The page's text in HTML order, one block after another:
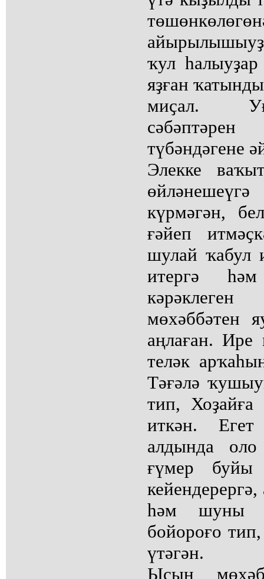
ҡул
яҙған
миҫал.
түбәндәгене
Элекке
күрмәгән,
ғәйеп
шулай ҡабул
итергә
мөхәббәтен
аңлаған. Ире
теләк
Тәғәлә
тип, Хоҙайға
иткән.
алдында
ғүмер буйы
һәм шуны
бойороғо
үтәгән.
Ысын